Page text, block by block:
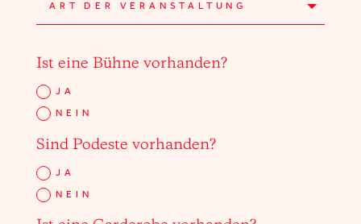
Ist eine Bühne vorhanden?
JA
NEIN
Sind Podeste vorhanden?
JA
NEIN